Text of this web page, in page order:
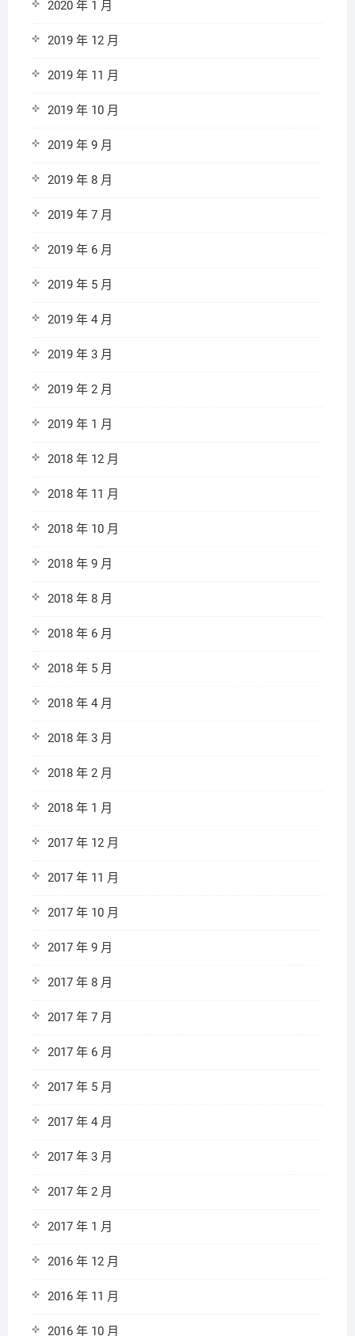
2020 年 1 月
2019 年 12 月
2019 年 11 月
2019 年 10 月
2019 年 9 月
2019 年 8 月
2019 年 7 月
2019 年 6 月
2019 年 5 月
2019 年 4 月
2019 年 3 月
2019 年 2 月
2019 年 1 月
2018 年 12 月
2018 年 11 月
2018 年 10 月
2018 年 9 月
2018 年 8 月
2018 年 6 月
2018 年 5 月
2018 年 4 月
2018 年 3 月
2018 年 2 月
2018 年 1 月
2017 年 12 月
2017 年 11 月
2017 年 10 月
2017 年 9 月
2017 年 8 月
2017 年 7 月
2017 年 6 月
2017 年 5 月
2017 年 4 月
2017 年 3 月
2017 年 2 月
2017 年 1 月
2016 年 12 月
2016 年 11 月
2016 年 10 月